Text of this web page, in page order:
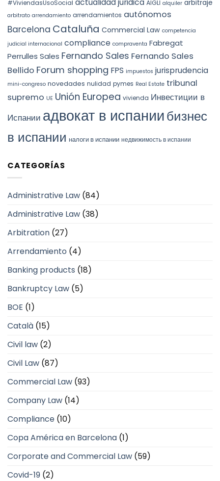
#ViviendasUsoSocial AIGLI alquiler arbitraje
arbitrato arrendamiento arrendamientos autónomos
Barcelona Cataluña Commercial Law competencia
judicial internacional compliance compraventa Fabregat
Perrulles Sales Fernando Sales Fernando Sales
Bellido Forum shopping FPS impuestos jurisprudencia
mini-congreso novedades nulidad pymes Real Estate tribunal
supremo UE Unión Europea vivienda Инвестиции в
Испании адвокат в испаниибизнес
в испании налоги в испании недвижимость в испании
CATEGORÍAS
Administrative Law (84)
Administrative Law (38)
Arbitration (27)
Arrendamiento (4)
Banking products (18)
Bankruptcy Law (5)
BOE (1)
Català (15)
Civil law (2)
Civil Law (87)
Commercial Law (93)
Company Law (14)
Compliance (10)
Copa América en Barcelona (1)
Corporate and Commercial Law (59)
Covid-19 (2)